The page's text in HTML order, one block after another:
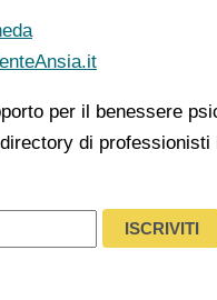
per il benessere
di professionisti
ISCRIVITI